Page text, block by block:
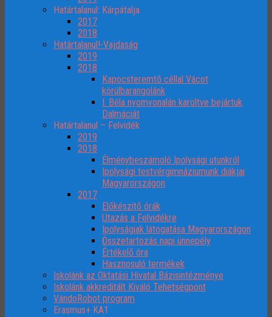
Határtalanul: Kárpátalja
2017
2018
Határtalanul!-Vajdaság
2019
2018
Kapocsteremtő céllal Vácot
körülbarangolánk
I. Béla nyomvonalán karöltve bejártuk
Dalmáciát
Határtalanul – Felvidék
2019
2018
Élménybeszámoló Ipolysági utunkról
Ipolysági testvérgimnáziumunk diákjai
Magyarországon
2017
Előkészítő órák
Utazás a Felvidékre
Ipolyságiak látogatása Magyarországon
Összetartozás napi ünnepély
Értékelő óra
Hasznosuló termékek
Iskolánk az Oktatási Hivatal Bázisintézménye
Iskolánk akkreditált Kiváló Tehetségpont
VándoRobot program
Erasmus+ KA1